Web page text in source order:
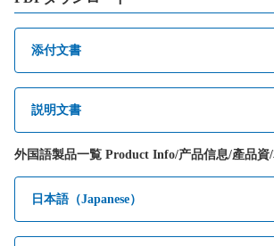
添付文書
説明文書
外国語製品一覧 Product Info/产品信息/產品資
日本語（Japanese）